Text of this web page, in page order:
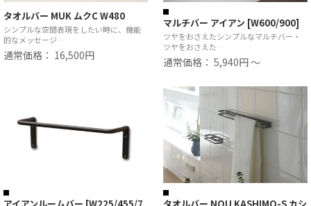
タオルバー MUK ムクC W480
シンプルな空間表現をしたい時に、機能
的なメッセージ…
通常価格： 16,500円
マルチバー アイアン [W600/900]
ツヤをおさえたシンプルなマルチバー・
ツヤをおさえた…
通常価格： 5,940円 ～
アイアンルームバー [W225/455/7 タオルバー NOU KASHIMO-S カシ